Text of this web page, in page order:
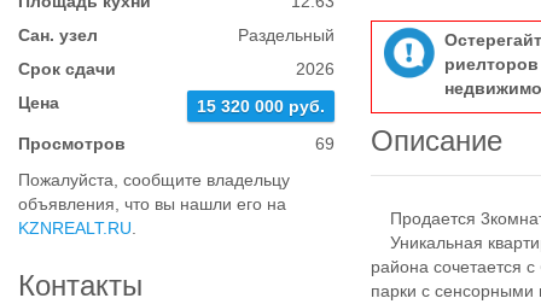
Сан. узел
Раздельный
Срок сдачи
2026
Цена
15 320 000 руб.
Просмотров
69
Пожалуйста, сообщите владельцу
объявления, что вы нашли его на
KZNREALT.RU
Контакты
Описание
Продается
Уникальная
района сочетается
парки с